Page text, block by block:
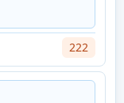
222